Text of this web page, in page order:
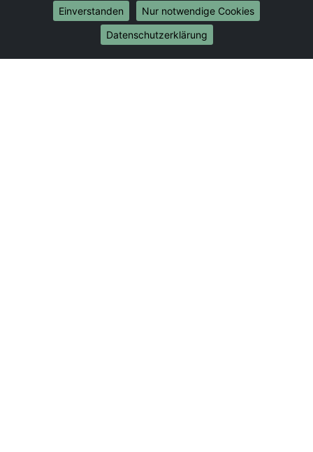
Umzug von Paderborn nach Münster
Internationale-Umzüge
Umzug von Paderborn nach Brasilien
Einverstanden
Nur notwendige Cookies
Datenschutzerklärung